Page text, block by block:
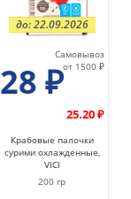
28 ₽
Самовывоз
от 1500 ₽
25.20 ₽
Крабовые палочки
сурими охлажденные,
VICI
до: 22.09.2026
200 гр